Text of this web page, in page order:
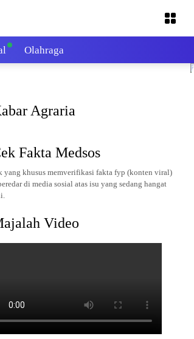
Olahraga
Agraria
Fakta Medsos
yang khusus memverifikasi fakta fyp (konten viral)
di media sosial atas isu yang sedang hangat
Video